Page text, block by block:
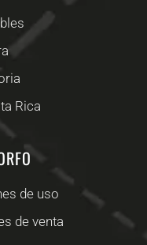
Rica
de uso
de venta